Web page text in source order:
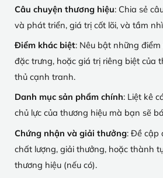
Câu chuyện thương hiệu: Chia sẻ
và phát triển, giá trị cốt lõi, và tầm
Điểm khác biệt: Nêu bật những
đặc trưng, hoặc giá trị riêng biệt của
thủ cạnh tranh.
Danh mục sản phẩm chính: Liệt kê
chủ lực của thương hiệu mà bạn sẽ
Chứng nhận và giải thưởng: Đề cập
chất lượng, giải thưởng, hoặc thành
thương hiệu (nếu có).